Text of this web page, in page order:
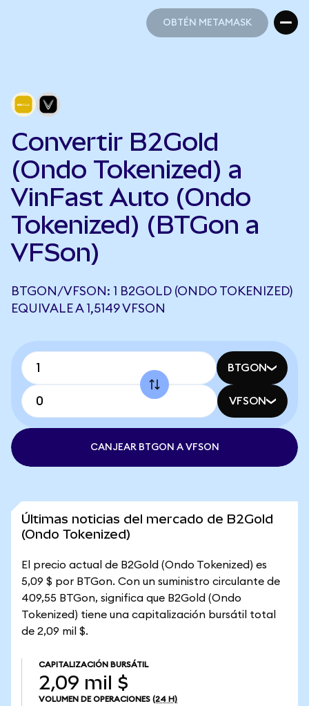
OBTÉN METAMASK
Convertir B2Gold
(Ondo Tokenized) a
VinFast Auto (Ondo
Tokenized) (BTGon a
VFSon)
BTGON/VFSON: 1 B2GOLD (ONDO TOKENIZED)
EQUIVALE A 1,5149 VFSON
BTGON
VFSON
CANJEAR BTGON A VFSON
Últimas noticias del mercado de B2Gold
(Ondo Tokenized)
El precio actual de B2Gold (Ondo Tokenized) es
5,09 $ por BTGon. Con un suministro circulante de
409,55 BTGon, significa que B2Gold (Ondo
Tokenized) tiene una capitalización bursátil total
de 2,09 mil $.
CAPITALIZACIÓN BURSÁTIL
2,09 mil $
VOLUMEN DE OPERACIONES (24 H)